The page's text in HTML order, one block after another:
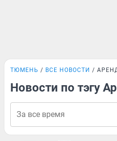
ТЮМЕНЬ ВСЕ НОВОСТИ
Новости по тэгу